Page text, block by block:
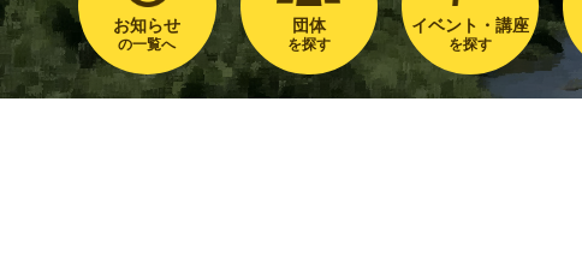
お知らせ
の一覧へ
団体
を探す
イベント・講座
を探す